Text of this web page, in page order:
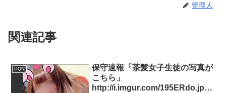
管理人
関連記事
DQN
保守速報「茶髪女子生徒の写真が
こちら」
http://i.imgur.com/195ERdo.jpg